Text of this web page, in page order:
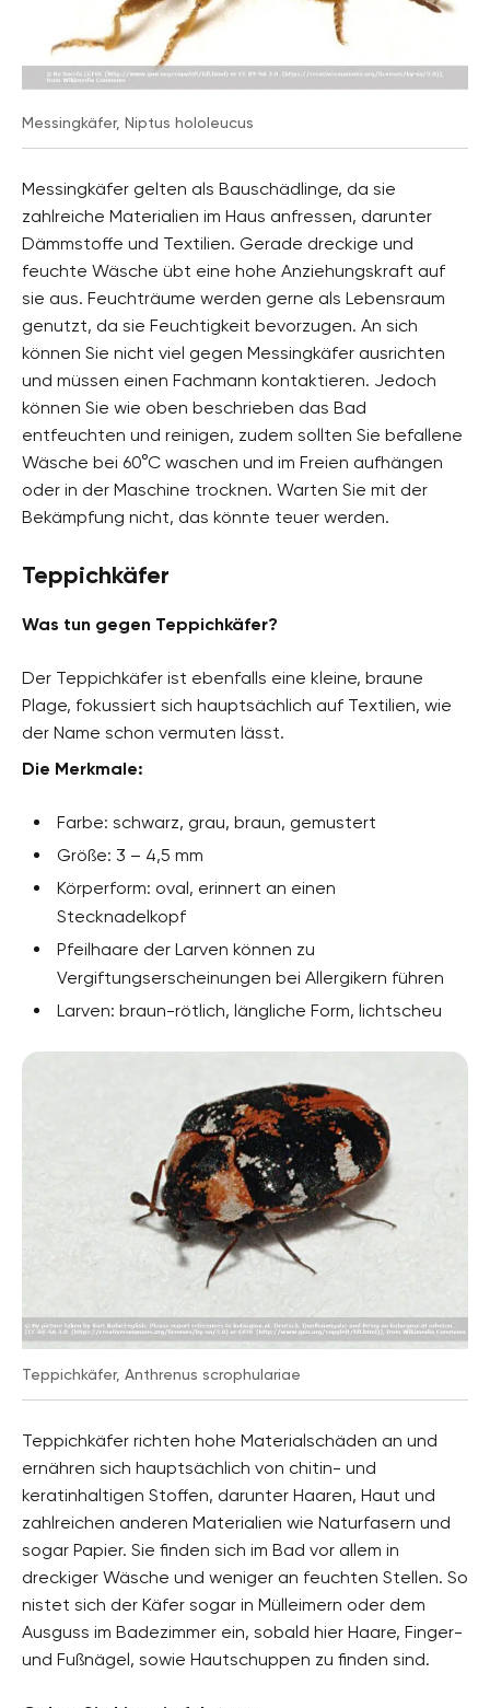
Messingkäfer, Niptus hololeucus
Messingkäfer gelten als Bauschädlinge, da sie
zahlreiche Materialien im Haus anfressen, darunter
Dämmstoffe und Textilien. Gerade dreckige und
feuchte Wäsche übt eine hohe Anziehungskraft auf
sie aus. Feuchträume werden gerne als Lebensraum
genutzt, da sie Feuchtigkeit bevorzugen. An sich
können Sie nicht viel gegen Messingkäfer ausrichten
und müssen einen Fachmann kontaktieren. Jedoch
können Sie wie oben beschrieben das Bad
entfeuchten und reinigen, zudem sollten Sie befallene
Wäsche bei 60°C waschen und im Freien aufhängen
oder in der Maschine trocknen. Warten Sie mit der
Bekämpfung nicht, das könnte teuer werden.
Teppichkäfer
Was tun gegen Teppichkäfer?
Der Teppichkäfer ist ebenfalls eine kleine, braune
Plage, fokussiert sich hauptsächlich auf Textilien, wie
der Name schon vermuten lässt.
Die Merkmale:
Farbe: schwarz, grau, braun, gemustert
Größe: 3 – 4,5 mm
Körperform: oval, erinnert an einen
Stecknadelkopf
Pfeilhaare der Larven können zu
Vergiftungserscheinungen bei Allergikern führen
Larven: braun-rötlich, längliche Form, lichtscheu
Teppichkäfer, Anthrenus scrophulariae
Teppichkäfer richten hohe Materialschäden an und
ernähren sich hauptsächlich von chitin- und
keratinhaltigen Stoffen, darunter Haaren, Haut und
zahlreichen anderen Materialien wie Naturfasern und
sogar Papier. Sie finden sich im Bad vor allem in
dreckiger Wäsche und weniger an feuchten Stellen. So
nistet sich der Käfer sogar in Mülleimern oder dem
Ausguss im Badezimmer ein, sobald hier Haare, Finger-
und Fußnägel, sowie Hautschuppen zu finden sind.